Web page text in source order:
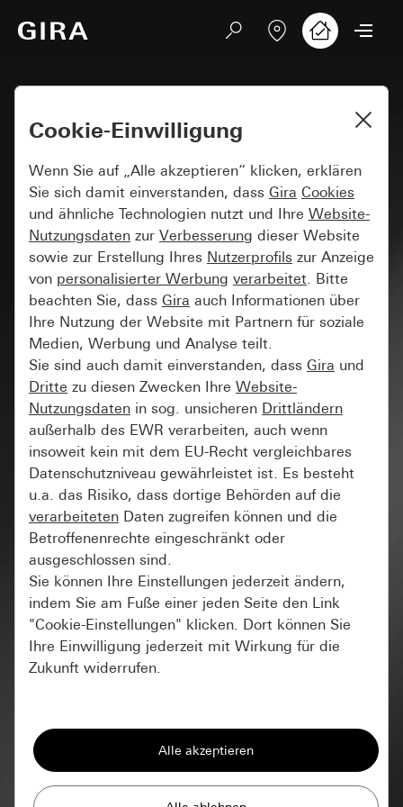
Mit den intelligenten Lösungen
von Gira können Sie Ihr Zuhause
klassisch schalten oder intuitiv Ihr
Cookie-Einwilligung
Wenn Sie auf „Alle akzeptieren“ klicken, erklären
Sie sich damit einverstanden, dass Gira Cookies
und ähnliche Technologien nutzt und Ihre Website-
Nutzungsdaten zur Verbesserung dieser Website
sowie zur Erstellung Ihres Nutzerprofils zur Anzeige
von personalisierter Werbung verarbeitet. Bitte
beachten Sie, dass Gira auch Informationen über
Ihre Nutzung der Website mit Partnern für soziale
Medien, Werbung und Analyse teilt.
Sie sind auch damit einverstanden, dass Gira und
Dritte zu diesen Zwecken Ihre Website-
Nutzungsdaten in sog. unsicheren Drittländern
außerhalb des EWR verarbeiten, auch wenn
insoweit kein mit dem EU-Recht vergleichbares
Datenschutzniveau gewährleistet ist. Es besteht
u.a. das Risiko, dass dortige Behörden auf die
verarbeiteten Daten zugreifen können und die
Betroffenenrechte eingeschränkt oder
ausgeschlossen sind.
Sie können Ihre Einstellungen jederzeit ändern,
indem Sie am Fuße einer jeden Seite den Link
"Cookie-Einstellungen" klicken. Dort können Sie
Ihre Einwilligung jederzeit mit Wirkung für die
Zukunft widerrufen.
Alle Cookies, die wir benötigen um Ihnen die